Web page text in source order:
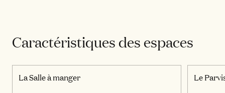
Caractéristiques des espaces
La Salle à manger Le